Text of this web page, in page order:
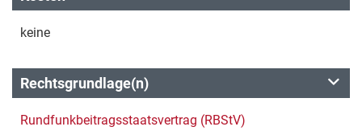
keine
Rechtsgrundlage(n)
Rundfunkbeitragsstaatsvertrag (RBStV)